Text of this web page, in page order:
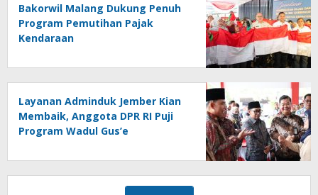
Bakorwil Malang Dukung Penuh
Program Pemutihan Pajak
Kendaraan
Layanan Adminduk Jember Kian
Membaik, Anggota DPR RI Puji
Program Wadul Gus’e